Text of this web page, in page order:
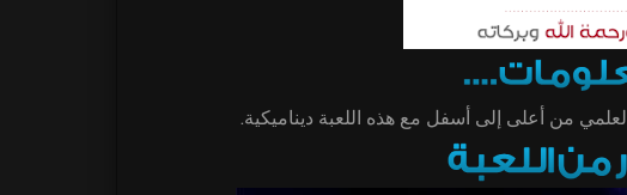
من أعلى إلى أسفل مع هذه اللعبة ديناميكية.